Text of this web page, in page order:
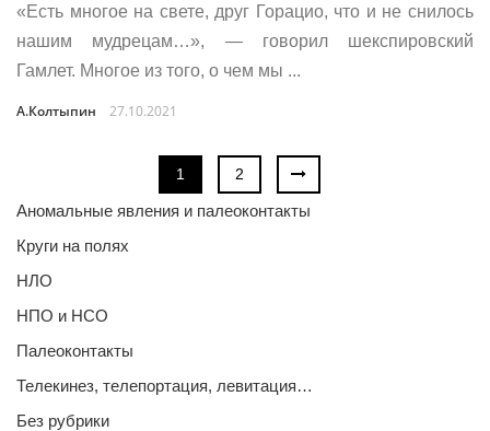
«Есть многое на свете, друг Горацио, что и не снилось
нашим мудрецам…», — говорил шекспировский
Гамлет. Многое из того, о чем мы ...
А.Колтыпин 27.10.2021
1 2
Аномальные явления и палеоконтакты
Круги на полях
НЛО
НПО и НСО
Палеоконтакты
Телекинез, телепортация, левитация…
Без рубрики